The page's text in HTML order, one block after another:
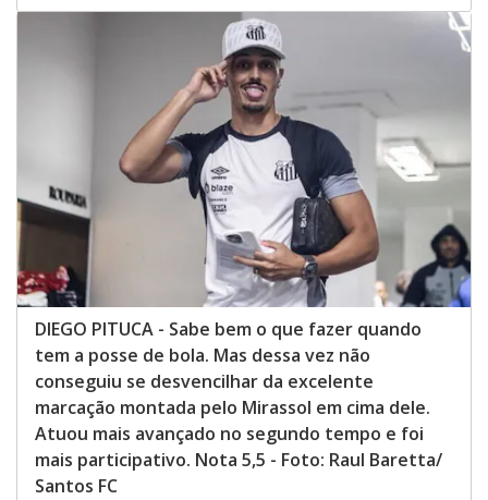
DIEGO PITUCA - Sabe bem o que fazer quando
tem a posse de bola. Mas dessa vez não
conseguiu se desvencilhar da excelente
marcação montada pelo Mirassol em cima dele.
Atuou mais avançado no segundo tempo e foi
mais participativo. Nota 5,5 - Foto: Raul Baretta/
Santos FC